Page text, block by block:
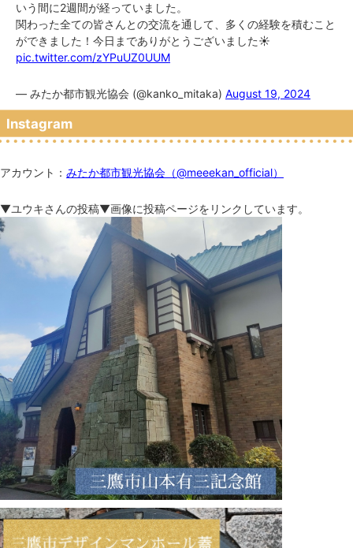
いう間に2週間が経っていました。
関わった全ての皆さんとの交流を通して、多くの経験を積むこと
ができました！今日までありがとうございました☀️
pic.twitter.com/zYPuUZ0UUM
— みたか都市観光協会 (@kanko_mitaka) August 19, 2024
Instagram
アカウント： みたか都市観光協会（@meeekan_official）
▼ユウキさんの投稿▼画像に投稿ページをリンクしています。